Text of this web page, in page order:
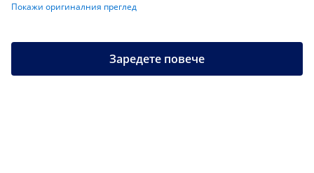
Покажи оригиналния преглед
Заредете повече